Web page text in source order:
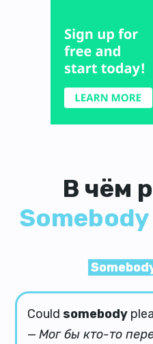
В чём
Somebody
Couldsomebody
—Мог бы кто-то